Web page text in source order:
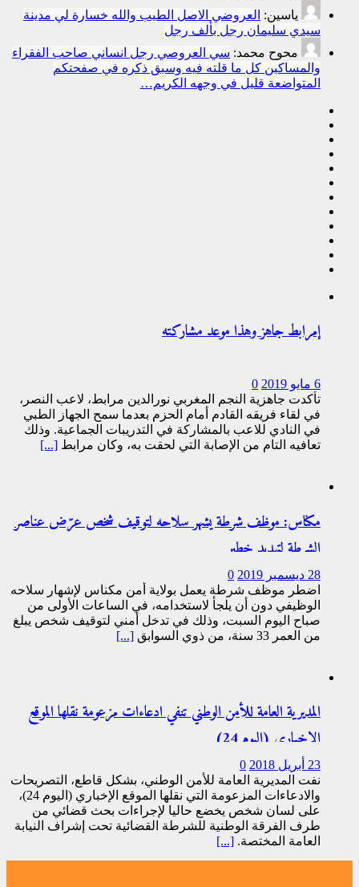
ياسين: العروضي الاصل الطيب والله خسارة لي مدينة
سيدي سليمان رجل بألف رجل
محوح محمد: سي العروصي رجل انساني صاحب الفقراء
والمساكين كل ما قلته فيه وسبق ذكره في صفحتكم
المتواضعة قليل في وجهه الكريم…
إمرابط جاهز وهذا موعد مشاركته
6 مايو 2019
0
تأكدت جاهزية النجم المغربي نورالدين مرابط، لاعب النصر،
في لقاء فريقه القادم أمام الحزم بعدما سمح الجهاز الطبي
في النادي للاعب بالمشاركة في التدريبات الجماعية. وذلك
تعافيه التام من الإصابة التي لحقت به، وكان مرابط [...]
مكناس: موظف شرطة يشهر سلاحه لتوقيف شخص عرّض عناصر
الشرطة لتهديد خطير
28 ديسمبر 2019
0
اضطر موظف شرطة يعمل بولاية أمن مكناس لإشهار سلاحه
الوظيفي دون أن يلجأ لاستخدامه، في الساعات الأولى من
صباح اليوم السبت، وذلك في تدخل أمني لتوقيف شخص يبلغ
من العمر 33 سنة، من ذوي السوابق
[...]
المديرية العامة للأمن الوطني تنفي ادعاءات مزعومة نقلها الموقع
الإخباري (اليوم 24)
23 أبريل 2018
0
نفت المديرية العامة للأمن الوطني، بشكل قاطع، التصريحات
والادعاءات المزعومة التي نقلها الموقع الإخباري (اليوم 24)،
على لسان شخص يخضع حاليا لإجراءات بحث قضائي من
طرف الفرقة الوطنية للشرطة القضائية تحت إشراف النيابة
العامة المختصة. [...]